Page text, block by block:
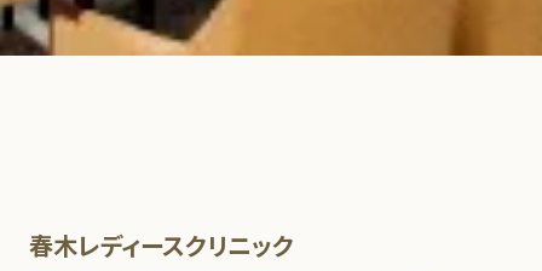
春木レディースクリニック